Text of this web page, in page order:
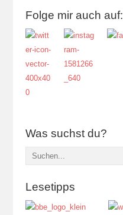
Folge mir auch auf:
Was suchst du?
Lesetipps